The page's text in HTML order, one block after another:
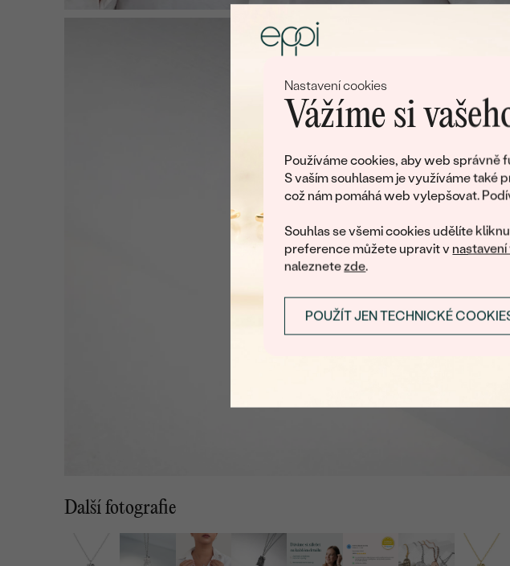
Nastavení cookies
Vážíme si
Používáme cookies, aby web správně
S vaším souhlasem je využíváme také
což nám pomáhá web vylepšovat.
Souhlas se všemi cookies udělíte
preference můžete upravit v
naleznetezde.
POUŽÍT JEN TECHNICKÉ
Další fotografie